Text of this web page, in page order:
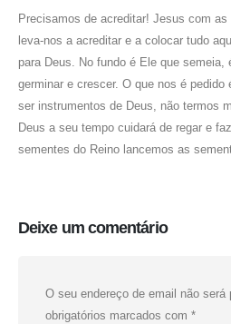
Precisamos de acreditar! Jesus com
leva-nos a acreditar e a colocar tudo
para Deus. No fundo é Ele que semeia,
germinar e crescer. O que nos é pedido
ser instrumentos de Deus, não termos
Deus a seu tempo cuidará de regar e
sementes do Reino lancemos as
Deixe um comentário
O seu endereço de email não será
obrigatórios marcados com *